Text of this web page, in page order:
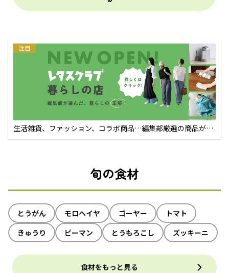
注目
生活雑貨、ファッション、コラボ商品…編集部厳選の商品が買
えるECサイト
旬の食材
とうがん モロヘイヤ ゴーヤー
トマト
きゅうり
ピーマン とうもろこし ズッキーニ
食材をもっと見る